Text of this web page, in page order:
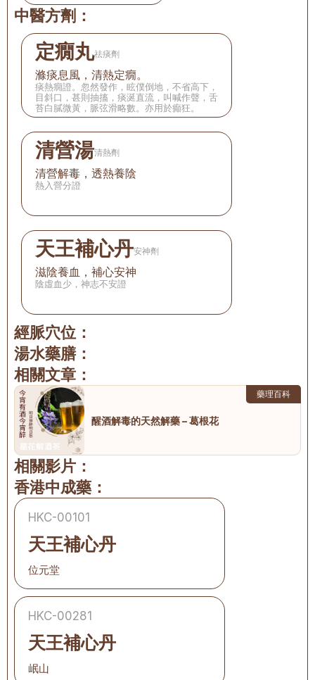
中醫方劑：
定癇丸祛痰劑
滌痰息風，清熱定癇。
痰熱癇證。忽然發作，眩僕倒地，不省高下，
目斜口，甚則抽搐，痰涎直流，叫喊作聲，舌
苔白膩微黃，脈弦滑略數。亦用於癲狂。
清營湯清熱劑
清營解毒，透熱養陰
熱入營分證
天王補心丹安神劑
滋陰養血，補心安神
陰虛血少，神志不安證
經脈穴位：
湯水藥膳：
相關文章：
藥理百科
醒酒解毒的天然解藥 – 葛根花
相關影片：
香港中成藥：
HKC-00101
天王補心丹
位元堂
HKC-00281
天王補心丹
岷山